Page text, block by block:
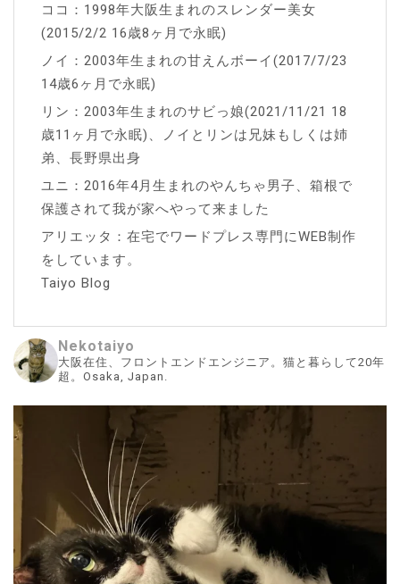
ココ：1998年大阪生まれのスレンダー美女
(2015/2/2 16歳8ヶ月で永眠)
ノイ：2003年生まれの甘えんボーイ(2017/7/23
14歳6ヶ月で永眠)
リン：2003年生まれのサビっ娘(2021/11/21 18
歳11ヶ月で永眠)、ノイとリンは兄妹もしくは姉
弟、長野県出身
ユニ：2016年4月生まれのやんちゃ男子、箱根で
保護されて我が家へやって来ました
アリエッタ：在宅でワードプレス専門にWEB制作
をしています。
Taiyo Blog
Nekotaiyo
大阪在住、フロントエンドエンジニア。猫と暮らして20年
超。Osaka, Japan.